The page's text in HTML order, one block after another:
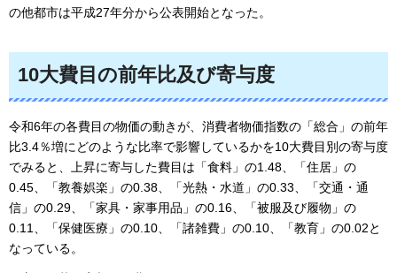
の他都市は平成27年分から公表開始となった。
10大費目の前年比及び寄与度
令和6年の各費目の物価の動きが、消費者物価指数の「総合」の前年
比3.4％増にどのような比率で影響しているかを10大費目別の寄与度
でみると、上昇に寄与した費目は「食料」の1.48、「住居」の
0.45、「教養娯楽」の0.38、「光熱・水道」の0.33、「交通・通
信」の0.29、「家具・家事用品」の0.16、「被服及び履物」の
0.11、「保健医療」の0.10、「諸雑費」の0.10、「教育」の0.02と
なっている。